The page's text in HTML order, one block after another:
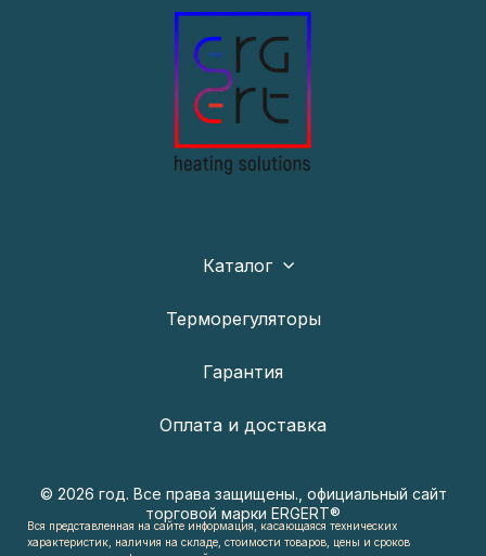
Каталог
Терморегуляторы
Гарантия
Оплата и доставка
© 2026 год. Все права защищены., официальный сайт
торговой марки ERGERT®
Вся представленная на сайте информация, касающаяся технических
характеристик, наличия на складе, стоимости товаров, цены и сроков